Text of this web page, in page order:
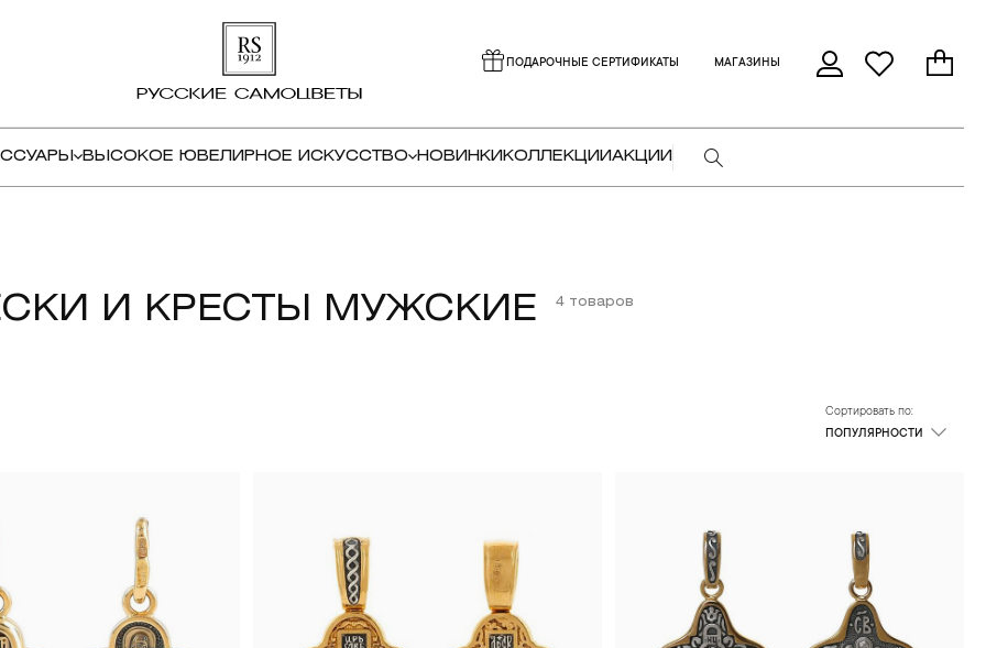
ПОДАРОЧНЫЕ СЕРТИФИКАТЫ МАГАЗИНЫ
ВЫСОКОЕ ЮВЕЛИРНОЕ ИСКУССТВО НОВИНКИ КОЛЛЕКЦИИАКЦИИ
И КРЕСТЫ МУЖСКИЕ 4 товаров
Сортировать по:
ПОПУЛЯРНОСТИ